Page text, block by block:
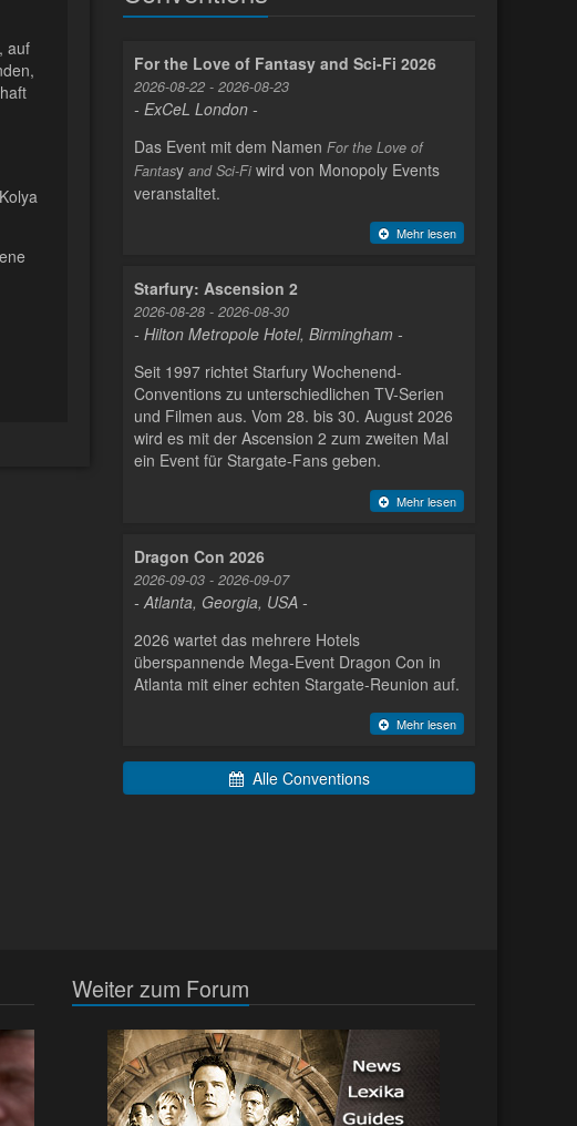
auf
For the Love of Fantasy and Sci-Fi 2026
2026-08-22 - 2026-08-23
- ExCeL London -
Das Event mit dem Namen For the Love of
Fantasy and Sci-Fi wird von Monopoly Events
veranstaltet.
Mehr lesen
Starfury: Ascension 2
2026-08-28 - 2026-08-30
- Hilton Metropole Hotel, Birmingham -
Seit 1997 richtet Starfury Wochenend-
Conventions zu unterschiedlichen TV-Serien
und Filmen aus. Vom 28. bis 30. August 2026
wird es mit der Ascension 2 zum zweiten Mal
ein Event für Stargate-Fans geben.
Mehr lesen
Dragon Con 2026
2026-09-03 - 2026-09-07
- Atlanta, Georgia, USA -
2026 wartet das mehrere Hotels
überspannende Mega-Event Dragon Con in
Atlanta mit einer echten Stargate-Reunion auf.
Mehr lesen
Alle Conventions
Weiter zum Forum